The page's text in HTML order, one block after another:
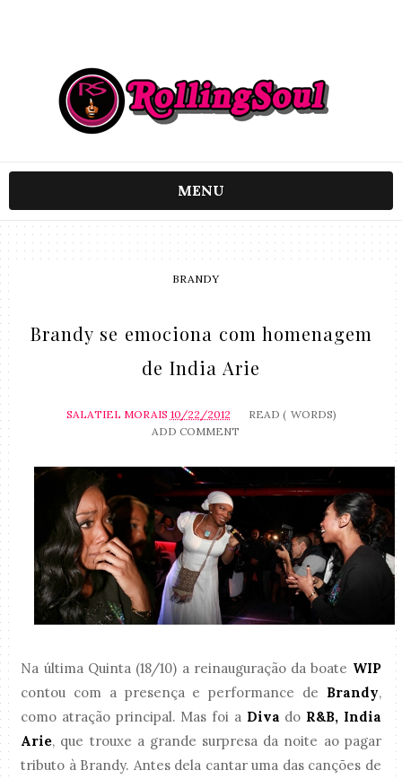
MENU
BRANDY
Brandy se emociona com homenagem
de India Arie
SALATIEL MORAIS 10/22/2012 READ ( WORDS)
ADD COMMENT
Na última Quinta (18/10) a reinauguração da boate WIP
contou com a presença e performance de Brandy,
como atração principal. Mas foi a Diva do R&B, India
Arie, que trouxe a grande surpresa da noite ao pagar
tributo à Brandy. Antes dela cantar uma das canções de